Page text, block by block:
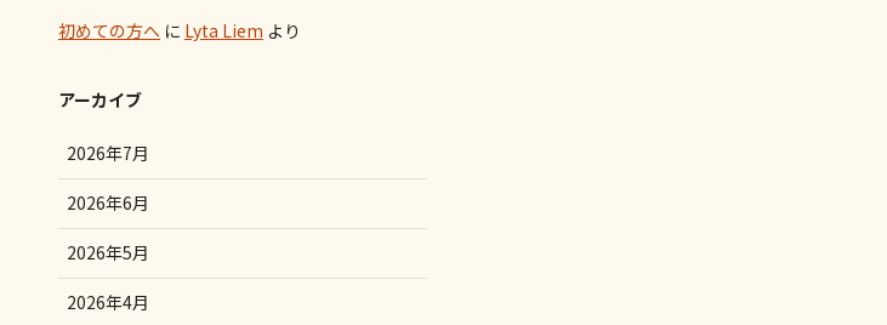
初めての方へ に Lyta Liem より
アーカイブ
2026年7月
2026年6月
2026年5月
2026年4月